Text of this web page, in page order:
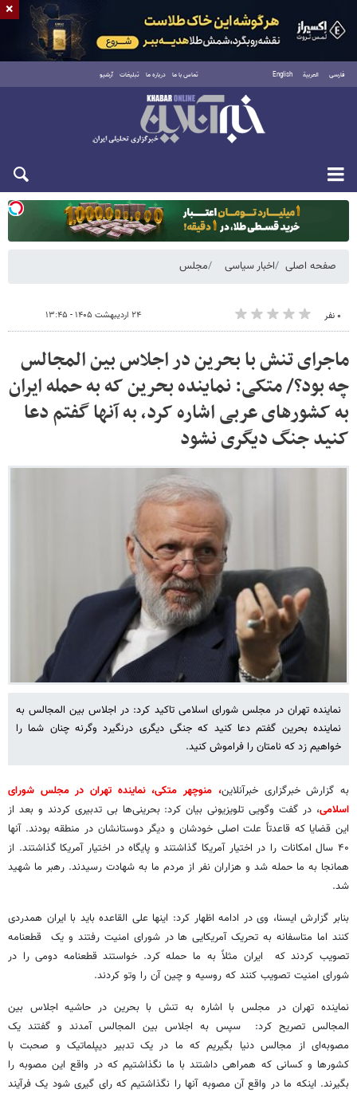
فارسی العربية English تماس با ما درباره ما تبلیغات آرشیو
یکشنبه ۱۸ مرداد ۱۴۰۵
صفحه اصلی اخبار سیاسی مجلس
۰ نفر ۲۴ اردیبهشت ۱۴۰۵ - ۱۳:۴۵
ماجرای تنش با بحرین در اجلاس بین المجالس
چه بود؟/ متکی: نماینده بحرین که به حمله ایران
به کشورهای عربی اشاره کرد، به آنها گفتم دعا
کنید جنگ دیگری نشود
نماینده تهران در مجلس شورای اسلامی تاکید کرد: در اجلاس بین المجالس به
نماینده بحرین گفتم دعا کنید که جنگی دیگری درنگیرد وگرنه چنان شما را
خواهیم زد که نامتان را فراموش کنید.
به گزارش خبرگزاری خبرآنلاین، منوچهر متکی، نماینده تهران در مجلس شورای
اسلامی، در گفت وگویی تلویزیونی بیان کرد: بحرینی‌ها بی تدبیری کردند و بعد از
این قضایا که قاعدتاً علت اصلی خودشان و دیگر دوستانشان در منطقه بودند. آنها
۴۰ سال امکانات را در اختیار آمریکا گذاشتند و پایگاه در اختیار آمریکا گذاشتند. از
همانجا به ما حمله شد و هزاران نفر از مردم ما به شهادت رسیدند. رهبر ما شهید
شد.
بنابر گزارش ایسنا، وی در ادامه اظهار کرد: اینها علی القاعده باید با ایران همدردی
کنند اما متاسفانه به تحریک آمریکایی ها در شورای امنیت رفتند و یک قطعنامه
تصویب کردند که ایران مثلاً به ما حمله کرد. خواستند قطعنامه دومی را در
شورای امنیت تصویب کنند که روسیه و چین آن را وتو کردند.
نماینده تهران در مجلس با اشاره به تنش با بحرین در حاشیه اجلاس بین
المجالس تصریح کرد: سپس به اجلاس بین المجالس آمدند و گفتند یک
مصوبه‌ای از مجالس دنیا بگیریم که ما در یک تدبیر دیپلماتیک و صحبت با
کشورها و کسانی که همراهی داشتند با ما نگذاشتیم که در واقع این مصوبه را
بگیرند. اینکه ما در واقع آن مصوبه آنها را نگذاشتیم که رای گیری شود یک فرآیند
×